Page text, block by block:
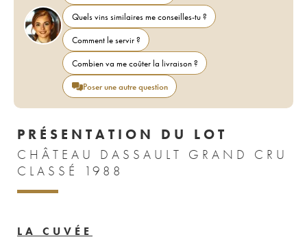
Quels vins similaires me conseilles-tu ?
Comment le servir ?
Combien va me coûter la livraison ?
Poser une autre question
PRÉSENTATION DU LOT
CHÂTEAU DASSAULT GRAND CRU
CLASSÉ 1988
LA CUVÉE